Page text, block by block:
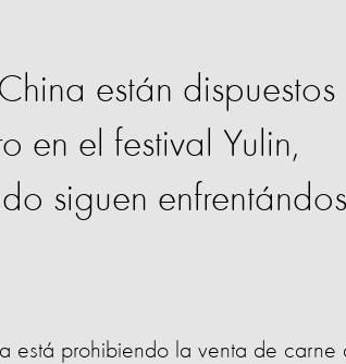
están dispuestos
en el festival Yulin,
siguen
está prohibiendo la venta de carne